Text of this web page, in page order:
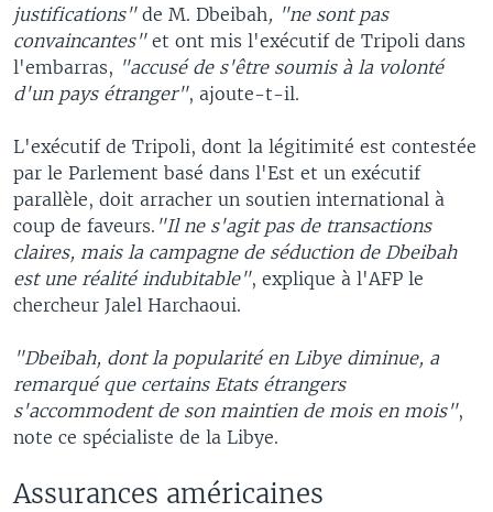
justifications"de M. Dbeibah, "ne sont pas
convaincantes"et ont mis l'exécutif de Tripoli dans
l'embarras, "accusé de s'être soumis à la volonté
d'un pays étranger", ajoute-t-il.
L'exécutif de Tripoli, dont la légitimité est contestée
par le Parlement basé dans l'Est et un exécutif
parallèle, doit arracher un soutien international à
coup de faveurs. "Il ne s'agit pas de transactions
claires, mais la campagne de séduction de Dbeibah
est une réalité indubitable", explique à l'AFP le
chercheur Jalel Harchaoui.
"Dbeibah, dont la popularité en Libye diminue, a
remarqué que certains Etats étrangers
s'accommodent de son maintien de mois en mois",
note ce spécialiste de la Libye.
Assurances américaines